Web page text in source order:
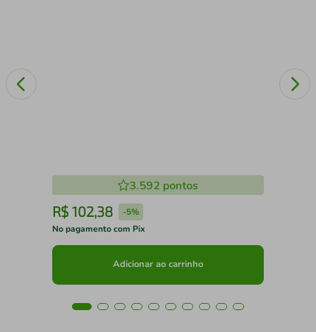
3.592 pontos
R$ 102,38 -5%
No pagamento com Pix
Adicionar ao carrinho